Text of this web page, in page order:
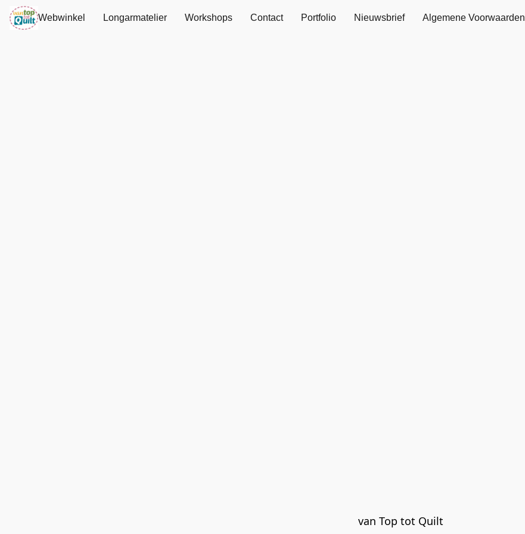
Webwinkel Longarmatelier Workshops Contact Portfolio Nieuwsbrief Algemene Voorwaarden
van Top tot Quilt